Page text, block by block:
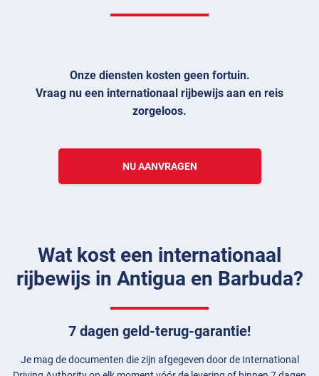
Onze diensten kosten geen fortuin.
Vraag nu een internationaal rijbewijs aan en reis
zorgeloos.
NU AANVRAGEN
Wat kost een internationaal
rijbewijs in Antigua en Barbuda?
7 dagen geld-terug-garantie!
Je mag de documenten die zijn afgegeven door de International